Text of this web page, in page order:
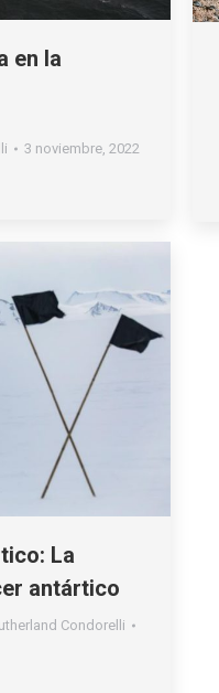
en la
3 noviembre, 2022
La
antártico
Condorelli